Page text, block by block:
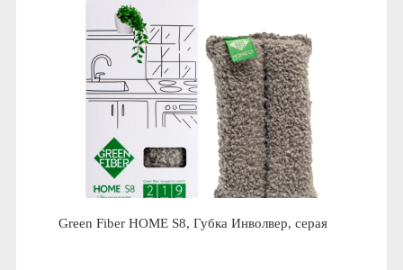
Green Fiber HOME S8, Губка Инволвер, серая